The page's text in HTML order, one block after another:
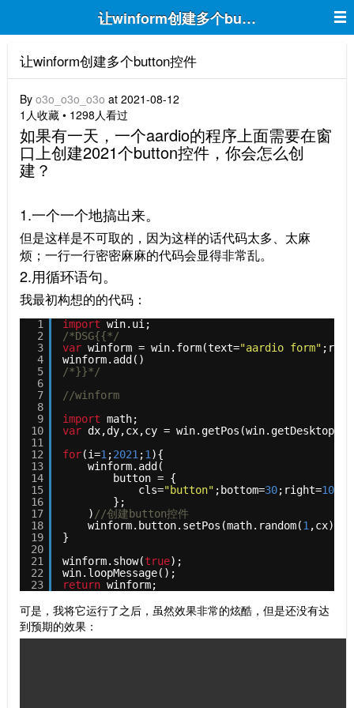
让winform创建多个button控件
让winform创建多个button控件
By o3o_o3o_o3o at 2021-08-12
1人收藏 • 1298人看过
如果有一天，一个aardio的程序上面需要在窗
口上创建2021个button控件，你会怎么创
建？
1.一个一个地搞出来。
但是这样是不可取的，因为这样的话代码太多、太麻
烦；一行一行密密麻麻的代码会显得非常乱。
2.用循环语句。
我最初构想的的代码：
1
2
3
4
5
6
7
8
9
10
11
12
13
14
15
16
17
18
19
20
21
22
23
import win.ui;
/*DSG{{*/
var winform = win.form(text="aardio form"
winform.add()
/*}}*/
//winform
import math;
var dx,dy,cx,cy =
for(i=1 ;2021 ;1 ){
winform.add(
button = {
cls="button" ;bottom=30;right=100
};
) //创建button控件
winform.button.setPos(math.random(1
}
winform.show(true);
win.loopMessage();
return winform;
可是，我将它运行了之后，虽然效果非常的炫酷，但是还没有达
到预期的效果：